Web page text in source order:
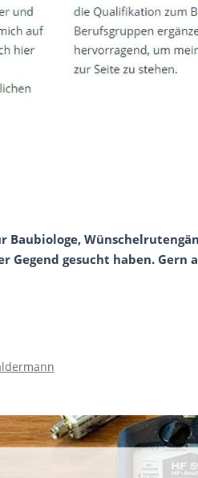
Baubiologe,
gesucht haben. Gern